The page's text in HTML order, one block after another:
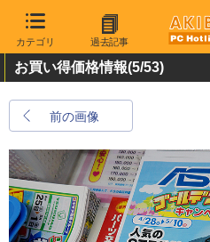
カテゴリ 過去記事
お買い得価格情報(5/53)
前の画像